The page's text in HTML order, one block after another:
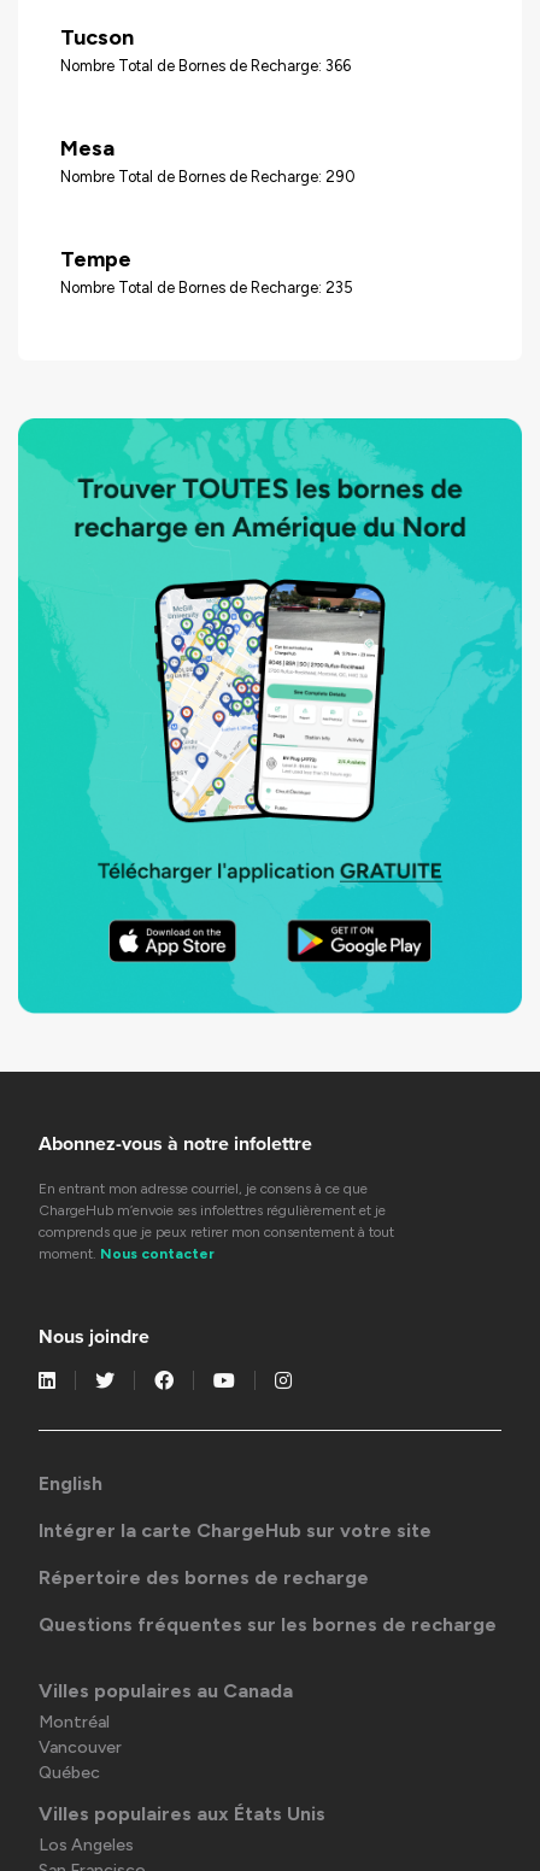
Tucson
Nombre Total de Bornes de Recharge: 366
Mesa
Nombre Total de Bornes de Recharge: 290
Tempe
Nombre Total de Bornes de Recharge: 235
Abonnez-vous à notre infolettre
En entrant mon adresse courriel, je consens à ce que
ChargeHub m’envoie ses infolettres régulièrement et je
comprends que je peux retirer mon consentement à tout
moment. Nous contacter
Nous joindre
English
Intégrer la carte ChargeHub sur votre site
Répertoire des bornes de recharge
Questions fréquentes sur les bornes de recharge
Villes populaires au Canada
Montréal
Vancouver
Québec
Villes populaires aux États Unis
Los Angeles